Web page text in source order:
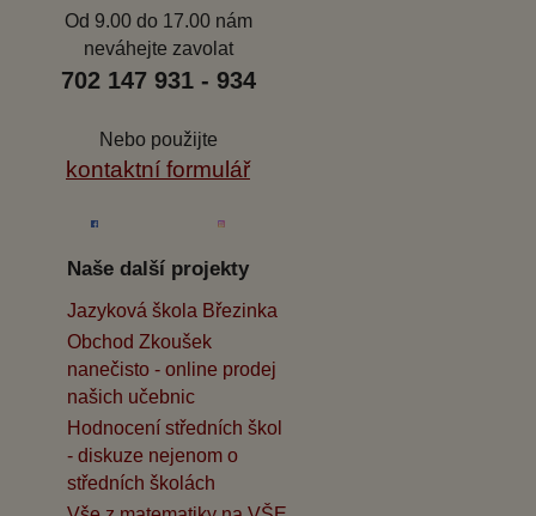
Od 9.00 do 17.00 nám
neváhejte zavolat
702 147 931 - 934
Nebo použijte
kontaktní formulář
Naše další projekty
Jazyková škola Březinka
Obchod Zkoušek
nanečisto - online prodej
našich učebnic
Hodnocení středních škol
- diskuze nejenom o
středních školách